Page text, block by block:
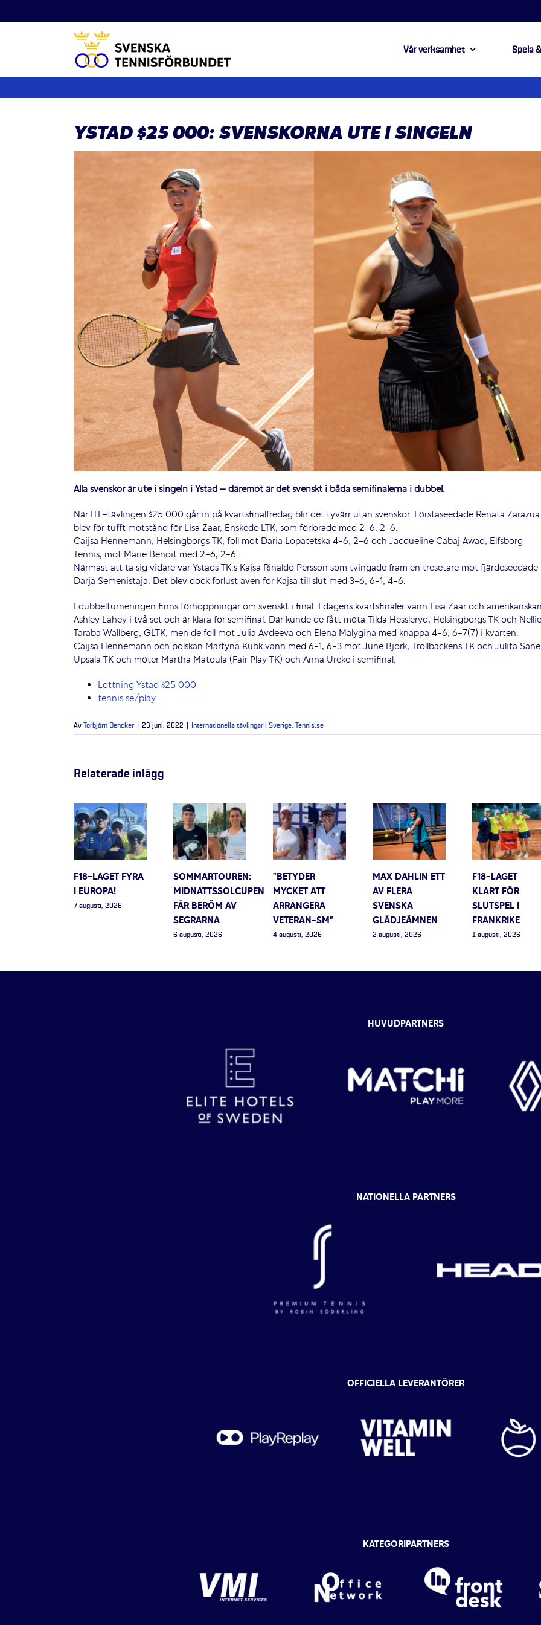
till
Vår verksamhet Spela
YSTAD $25 000: SVENSKORNA UTE I SINGELN
Alla svenskor är ute i singeln i Ystad – däremot är det svenskt i båda semifinalerna i dubbel.
När ITF-tävlingen $25 000 går in på kvartsfinalfredag blir det tyvärr utan svenskor. Förstaseedade Renata Zarazua
blev för tufft motstånd för Lisa Zaar, Enskede LTK, som förlorade med 2-6, 2-6.
Caijsa Hennemann, Helsingborgs TK, föll mot Daria Lopatetska 4-6, 2-6 och Jacqueline Cabaj Awad, Elfsborg
Tennis, mot Marie Benoit med 2-6, 2-6.
Närmast att ta sig vidare var Ystads TK:s Kajsa Rinaldo Persson som tvingade fram en tresetare mot fjärdeseedade
Darja Semenistaja. Det blev dock förlust även för Kajsa till slut med 3-6, 6-1, 4-6.
I dubbelturneringen finns förhoppningar om svenskt i final. I dagens kvartsfinaler vann Lisa Zaar och amerikanskan
Ashley Lahey i två set och är klara för semifinal. Där kunde de fått möta Tilda Hessleryd, Helsingborgs TK och Nellie
Taraba Wallberg, GLTK, men de föll mot Julia Avdeeva och Elena Malygina med knappa 4-6, 6-7(7) i kvarten.
Caijsa Hennemann och polskan Martyna Kubk vann med 6-1, 6-3 mot June Björk, Trollbäckens TK och Julita
Upsala TK och möter Martha Matoula (Fair Play TK) och Anna Ureke i semifinal.
Lottning Ystad $25 000
tennis.se/play
Av Torbjörn Dencker 23 juni, 2022 Internationella tävlingar i Sverige, Tennis.se
Relaterade inlägg
F18-LAGET FYRA
I EUROPA!
7 augusti, 2026
SOMMARTOUREN:
MIDNATTSSOLCUPEN
FÅR BERÖM AV
SEGRARNA
6 augusti, 2026
”BETYDER
MYCKET ATT
ARRANGERA
VETERAN-SM”
4 augusti, 2026
MAX DAHLIN ETT
AV FLERA
SVENSKA
GLÄDJEÄMNEN
2 augusti, 2026
F18-LAGET
KLART FÖR
SLUTSPEL I
FRANKRIKE
1 augusti, 2026
HUVUDPARTNERS
NATIONELLA PARTNERS
OFFICIELLA LEVERANTÖRER
KATEGORIPARTNERS